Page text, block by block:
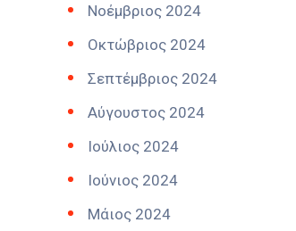
Νοέμβριος 2024
Οκτώβριος 2024
Σεπτέμβριος 2024
Αύγουστος 2024
Ιούλιος 2024
Ιούνιος 2024
Μάιος 2024